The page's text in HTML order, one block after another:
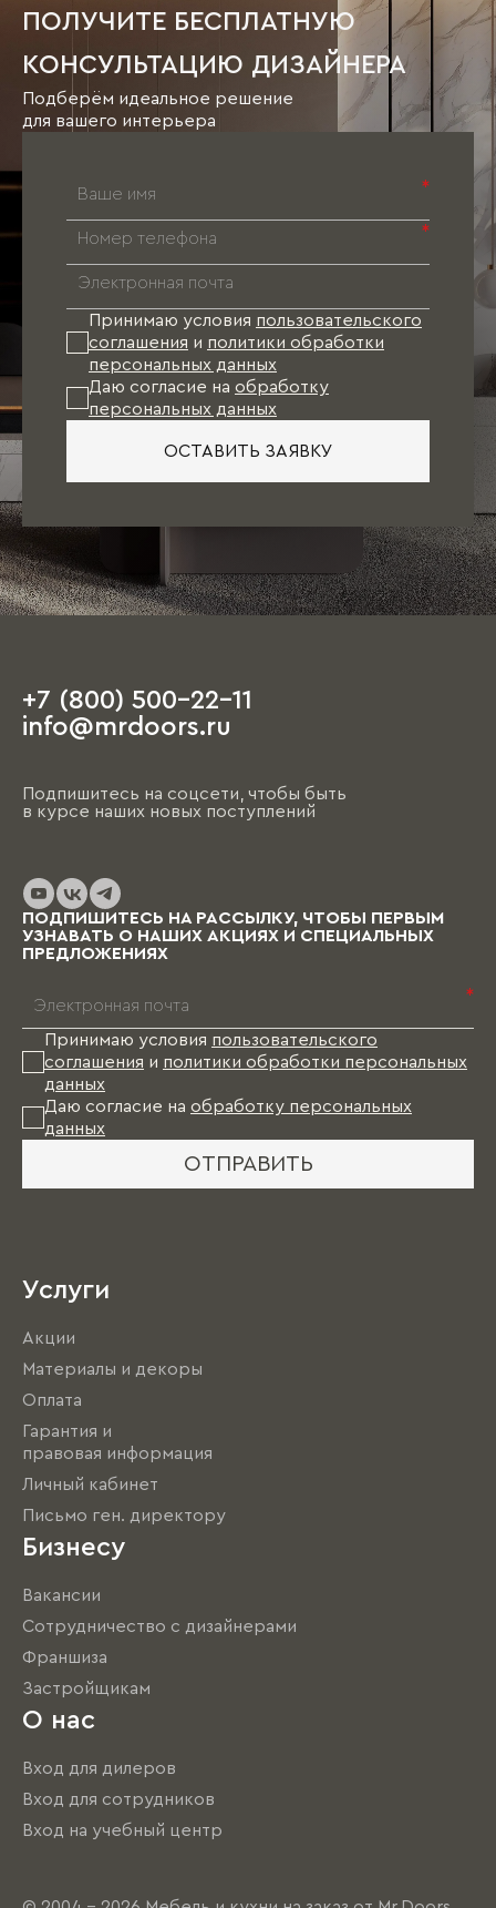
ПОЛУЧИТЕ БЕСПЛАТНУЮ
КОНСУЛЬТАЦИЮ ДИЗАЙНЕРА
Подберём идеальное решение
для вашего интерьера
*
*
Принимаю условия пользовательского
соглашения и политики обработки
персональных данных
Даю согласие на обработку
персональных данных
ОСТАВИТЬ ЗАЯВКУ
+7 (800) 500-22-11
info@mrdoors.ru
Подпишитесь на соцсети, чтобы быть
в курсе наших новых поступлений
ПОДПИШИТЕСЬ НА РАССЫЛКУ, ЧТОБЫ ПЕРВЫМ
УЗНАВАТЬ О НАШИХ АКЦИЯХ И СПЕЦИАЛЬНЫХ
ПРЕДЛОЖЕНИЯХ
*
Принимаю условия пользовательского
соглашения и политики обработки персональных
данных
Даю согласие на обработку персональных
данных
ОТПРАВИТЬ
Услуги
Акции
Материалы и декоры
Оплата
Гарантия и
правовая информация
Личный кабинет
Письмо ген. директору
Бизнесу
Вакансии
Сотрудничество с дизайнерами
Франшиза
Застройщикам
О нас
Вход для дилеров
Вход для сотрудников
Вход на учебный центр